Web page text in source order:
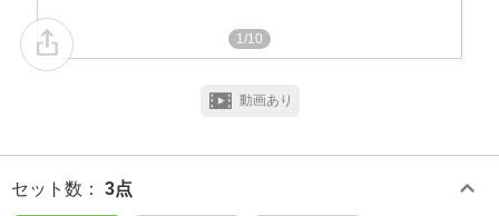
1/10
動画あり
セット数 ： 3点